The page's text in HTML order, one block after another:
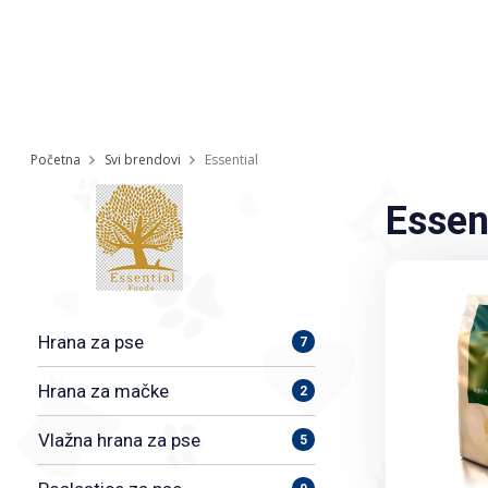
Početna Svi brendovi Essential
Hrana za pse 7
Hrana za mačke 2
Vlažna hrana za pse 5